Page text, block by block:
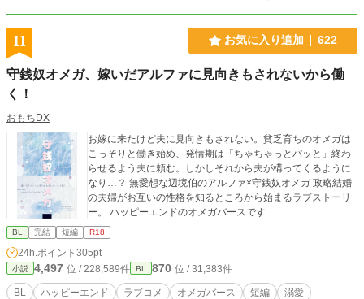
11 お気に入り追加 622
守銭奴オメガ、嫁いだアルファに見向きもされないから働
く！
おもちDX
お嫁に来たけど夫に見向きもされない。貧乏育ちのオメガは
こっそりと働き始め、発情期は「ちゃちゃっとパッと」終わ
らせるよう夫に頼む。しかしそれから夫が構ってくるように
なり…？ 無愛想な辺境伯のアルファ×守銭奴オメガ 政略結婚
の夫婦がお互いの性格を知るところから始まるラブストーリ
ー。 ハッピーエンドのオメガバースです
BL 完結 短編 R18
24h.ポイント 305pt
小説 4,497 位 / 228,589件 BL 870 位 / 31,383件
BL ハッピーエンド ラブコメ オメガバース 短編
溺愛